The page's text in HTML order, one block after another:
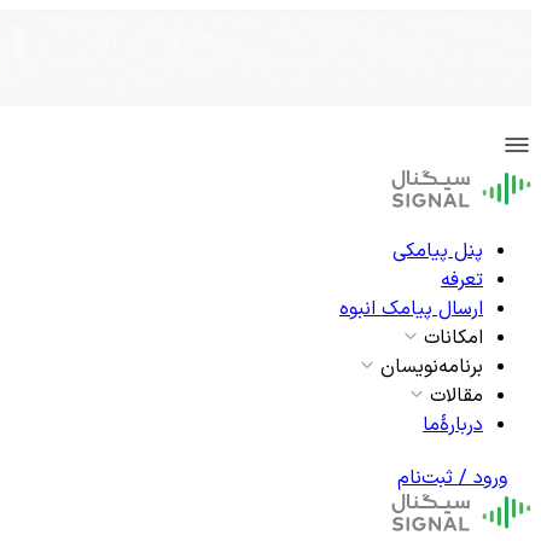
پنل پیامکی
تعرفه
ارسال پیامک انبوه
امکانات
برنامه‌نویسان
مقالات
دربارۀما
ورود / ثبت‌نام